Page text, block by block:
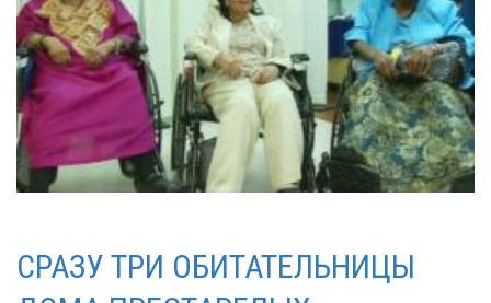
СРАЗУ ТРИ ОБИТАТЕЛЬНИЦЫ